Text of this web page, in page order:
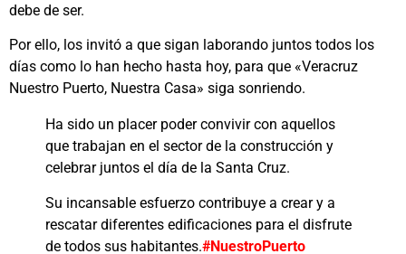
debe de ser.
Por ello, los invitó a que sigan laborando juntos todos los
días como lo han hecho hasta hoy, para que «Veracruz
Nuestro Puerto, Nuestra Casa» siga sonriendo.
Ha sido un placer poder convivir con aquellos
que trabajan en el sector de la construcción y
celebrar juntos el día de la Santa Cruz.
Su incansable esfuerzo contribuye a crear y a
rescatar diferentes edificaciones para el disfrute
de todos sus habitantes.#NuestroPuerto